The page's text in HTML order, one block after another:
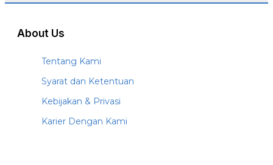
About Us
Tentang Kami
Syarat dan Ketentuan
Kebijakan & Privasi
Karier Dengan Kami